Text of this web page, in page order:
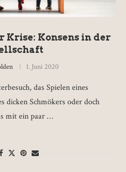
Krise: Konsens in der
1. Juni 2020
das Spielen eines
dicken Schmökers oder doch
mit ein paar …